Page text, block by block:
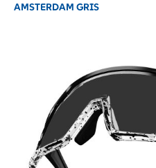
AMSTERDAM GRIS